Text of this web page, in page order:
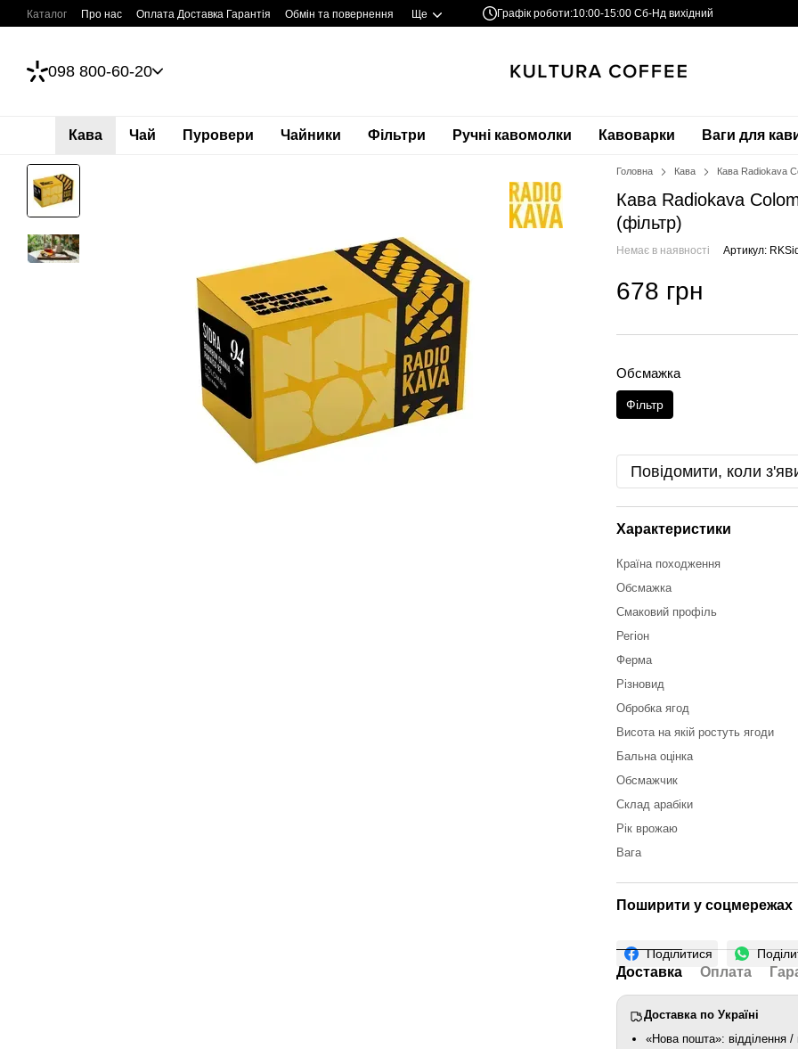
Перейти до основного контенту
Каталог Про нас Оплата Доставка Гарантія Обмін та повернення Ще Графік роботи:10:00-15:00 Сб-Нд вихідний
098 800-60-20
Кава Чай Пуровери Чайники Фільтри Ручні кавомолки Кавоварки Ваги для
Головна Кава Кава Radiokava
Кава Radiokava
(фільтр)
Немає в наявності Артикул:
678 грн
Обсмажка
Фільтр
Повідомити, коли
Характеристики
Країна походження
Обсмажка
Смаковий профіль
Регіон
Ферма
Різновид
Обробка ягод
Висота на якій ростуть ягоди
Бальна оцінка
Обсмажчик
Склад арабіки
Рік врожаю
Вага
Поширити у соцмережах
Поділитися
Доставка Оплата
Доставка по Україні
«Нова пошта»: відділення